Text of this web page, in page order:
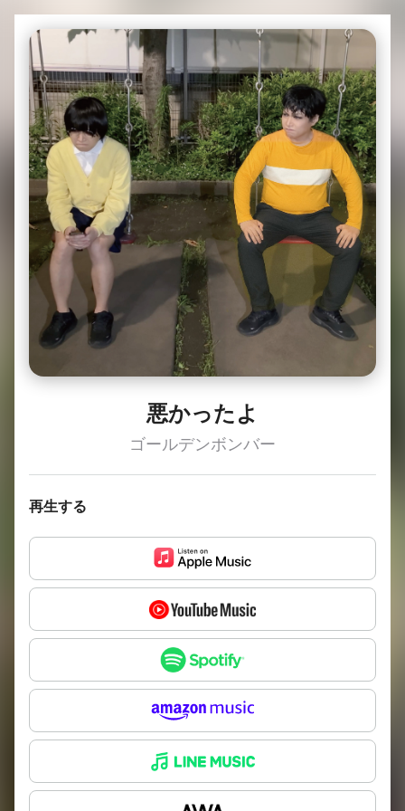
悪かったよ
ゴールデンボンバー
再生する